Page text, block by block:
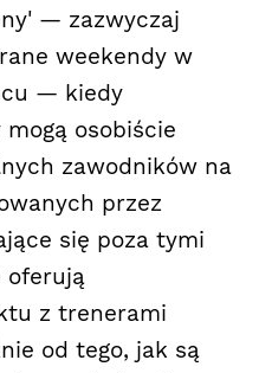
— zazwyczaj
weekendy w
— kiedy
osobiście
zawodników na
przez
się poza tymi
oferują
z trenerami
od tego, jak są